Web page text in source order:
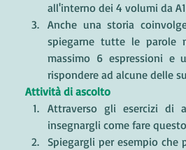
all'interno dei 4 volumi da
Anche una storia
spiegarne tutte le parole
massimo 6 espressioni e
rispondere ad alcune delle
Attività di ascolto
Attraverso gli esercizi di
insegnargli come fare
Spiegargli per esempio